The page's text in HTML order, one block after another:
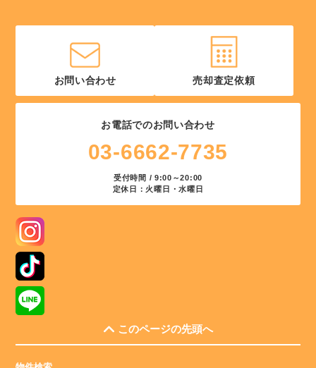
お電話でのお問い合わせ
03-6662-7735
受付時間 / 9:00～20:00
定休日：火曜日・水曜日
お問い合わせ 売却査定依頼
このページの先頭へ